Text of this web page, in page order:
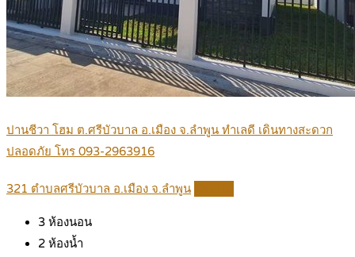
ปานชีวา โฮม ต.ศรีบัวบาล อ.เมือง จ.ลำพูน ทำเลดี เดินทางสะดวก
ปลอดภัย โทร 093-2963916
321 ตำบลศรีบัวบาล อ.เมือง จ.ลำพูน
3 ห้องนอน
2 ห้องน้ำ